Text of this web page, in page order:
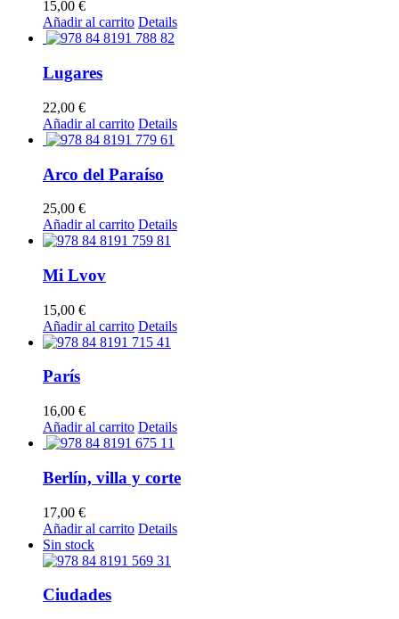
15,00 €
Añadir al carrito Details
Lugares
22,00 €
Añadir al carrito Details
Arco del Paraíso
25,00 €
Añadir al carrito Details
Mi Lvov
15,00 €
Añadir al carrito Details
París
16,00 €
Añadir al carrito Details
Berlín, villa y corte
17,00 €
Añadir al carrito Details
Sin stock
Ciudades